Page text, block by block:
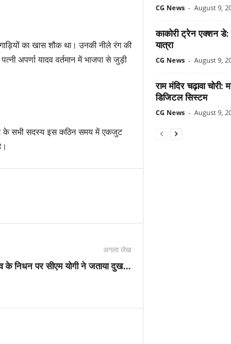
का खास शौक था। उनकी नीले रंग की
अपर्णा यादव वर्तमान में भाजपा से जुड़ी
के सभी सदस्य इस कठिन समय में एकजुट
अगला लेख
के निधन पर सीएम योगी ने जताया दुख…
CG News - August 9,
काकोरी ट्रेन एक्शन डे:
यात्रा
CG News - August 9,
राम मंदिर चढ़ावा चोरी:
डिजिटल सिस्टम
CG News - August 9,